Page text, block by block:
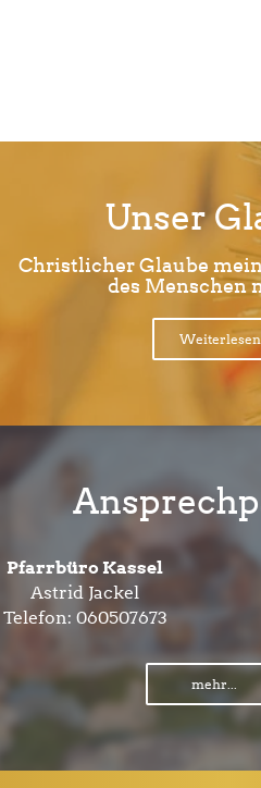
Unser
Christlicher Glaube
des Menschen
Weiterlesen
Pfarrbüro Kassel
Astrid Jackel
Telefon: 060507673
mehr...